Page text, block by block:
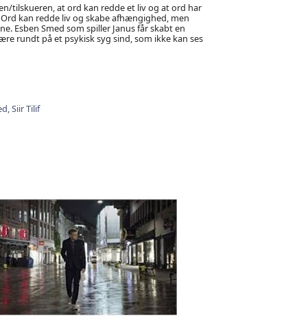
tilskueren, at ord kan redde et liv og at ord har
kan redde liv og skabe afhængighed, men
Esben Smed som spiller Janus får skabt en
rundt på et psykisk syg sind, som ikke kan ses
Siir Tilif